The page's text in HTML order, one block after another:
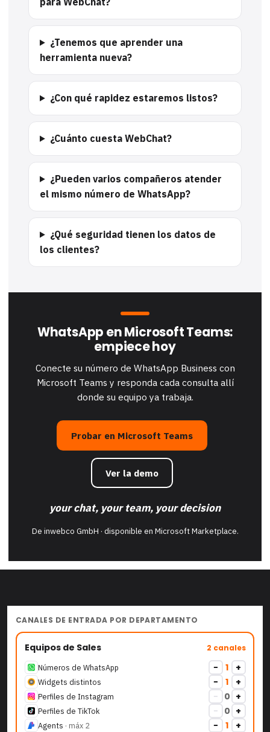
¿Tenemos que aprender una
herramienta nueva?
¿Con qué rapidez estaremos listos?
¿Cuánto cuesta WebChat?
¿Pueden varios compañeros atender
el mismo número de WhatsApp?
¿Qué seguridad tienen los datos de
los clientes?
WhatsApp en Microsoft Teams:
empiece hoy
Conecte su número de WhatsApp Business con
Microsoft Teams y responda cada consulta allí
donde su equipo ya trabaja.
Probar en Microsoft Teams
Ver la demo
your chat, your team, your decision
De inwebco GmbH · disponible en Microsoft Marketplace.
CANALES DE ENTRADA POR DEPARTAMENTO
Equipos de Sales 2 canales
Números de WhatsApp − 1 +
Widgets distintos − 1 +
Perfiles de Instagram − 0 +
Perfiles de TikTok − 0 +
Agents · máx 2 − 1 +